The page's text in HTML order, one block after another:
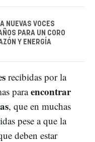
NUEVAS VOCES
PARA UN CORO
Y ENERGÍA
recibidas por la
paraencontrar
, que en muchas
pese a que la
deben estar